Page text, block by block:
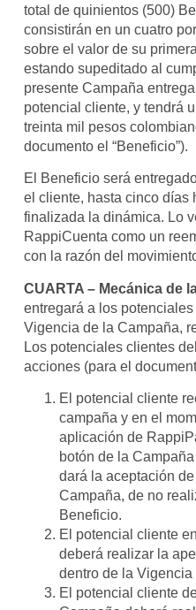
total de quinientos (500)
consistirán en un cuatro
sobre el valor de su
estando supeditado al
presente Campaña
potencial cliente, y tendrá
treinta mil pesos
documento el “Beneficio”).
El Beneficio será
el cliente, hasta cinco días
finalizada la dinámica. Lo
RappiCuenta como un
con la razón del
CUARTA – Mecánica de
entregará a los
Vigencia de la Campaña,
Los potenciales clientes
acciones (para el
El potencial cliente
campaña y en el
aplicación de
botón de la Campaña
dará la aceptación
Campaña, de no
Beneficio.
El potencial cliente
deberá realizar la
dentro de la
El potencial cliente